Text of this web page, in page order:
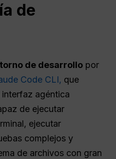
de
de desarrollo por
Code CLI, que
agéntica
de ejecutar
ejecutar
complejos y
de archivos con gran